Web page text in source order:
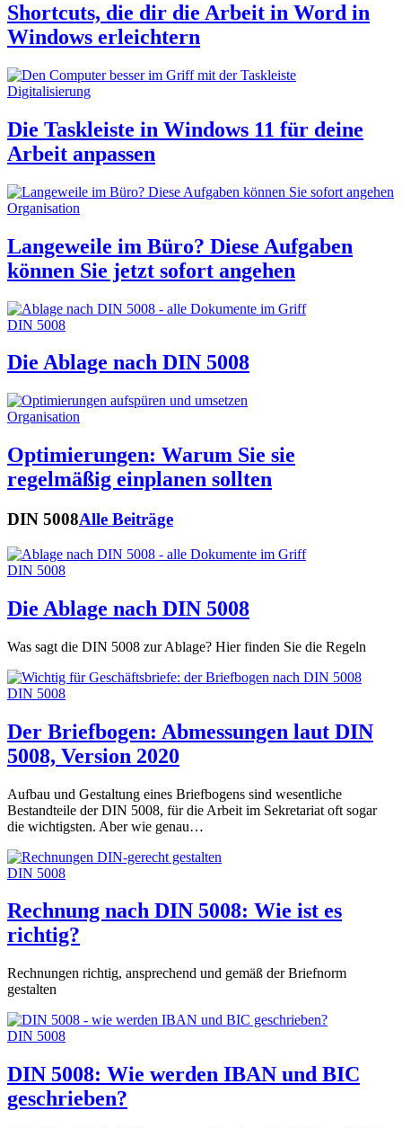
Shortcuts, die dir die Arbeit in Word in
Windows erleichtern
Digitalisierung
Die Taskleiste in Windows 11 für deine
Arbeit anpassen
Organisation
Langeweile im Büro? Diese Aufgaben
können Sie jetzt sofort angehen
DIN 5008
Die Ablage nach DIN 5008
Organisation
Optimierungen: Warum Sie sie
regelmäßig einplanen sollten
DIN 5008Alle Beiträge
DIN 5008
Die Ablage nach DIN 5008
Was sagt die DIN 5008 zur Ablage? Hier finden Sie die Regeln
DIN 5008
Der Briefbogen: Abmessungen laut DIN
5008, Version 2020
Aufbau und Gestaltung eines Briefbogens sind wesentliche
Bestandteile der DIN 5008, für die Arbeit im Sekretariat oft sogar
die wichtigsten. Aber wie genau…
DIN 5008
Rechnung nach DIN 5008: Wie ist es
richtig?
Rechnungen richtig, ansprechend und gemäß der Briefnorm
gestalten
DIN 5008
DIN 5008: Wie werden IBAN und BIC
geschrieben?